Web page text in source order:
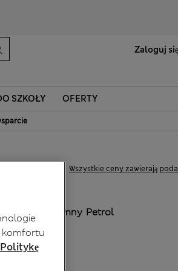
Zaloguj się
SZKOŁY OFERTY
zł235,00 Wszystkie ceny zawierają
KOLOR: Ciemny Petrol
Wyprzedane